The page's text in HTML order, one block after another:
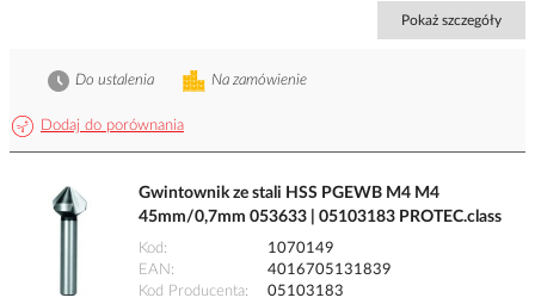
Pokaż szczegóły
Dodaj do porównania
Na zamówienie
Do ustalenia
Gwintownik ze stali HSS PGEWB M4 M4
45mm/0,7mm 053633 | 05103183 PROTEC.class
Kod
1070149
EAN
4016705131839
Kod Producenta
05103183